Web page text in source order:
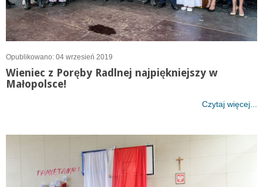
Opublikowano: 04 wrzesień 2019
Wieniec z Poręby Radlnej najpiękniejszy w
Małopolsce!
Czytaj więcej...